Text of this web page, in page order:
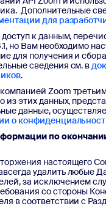
Дополнительные
для
доступ к данным,
но Вам необходимо
для получения и
сведения см. в
.
Zoom
из этих данных,
данные,
о
по
настоящего
удалить любые
за исключением
со стороны
в соответствии с